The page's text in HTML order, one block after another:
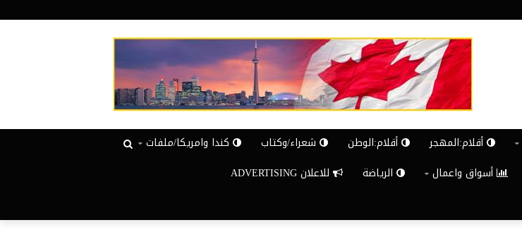
أقلام:المهجر أقلام:الوطن شعراء/وكتاب
كندا وامريكا/ملفات
أسواق واعمال الرياضة
للاعلان ADVERTISING